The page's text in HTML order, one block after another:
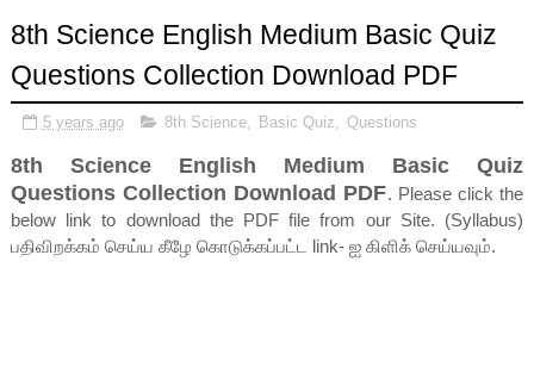
8th Science English Medium Basic Quiz
Questions Collection Download PDF
5 years ago 8th Science, Basic Quiz Questions
8th Science English Medium Basic Quiz
Questions Collection Download PDF. Please click the
below link to download the PDF file from our Site. (Syllabus)
பதிவிறக்கம் செய்ய கீழே கொடுக்கப்பட்ட link- ஐ கிளிக் செய்யவும்.